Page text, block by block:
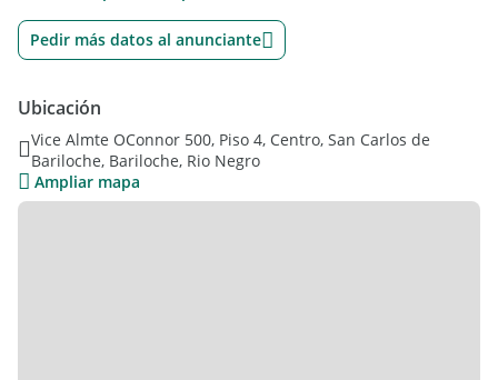
El departamento es interno, se ubica en el contrafrente hacia
lavarropas, estar comedor, amplio dormitorio con placards,
baño completo con bañera.
Agua caliente por termotanque , calefacción por radiadores
con termocentral individual
Pedir más datos al anunciante
Ubicación
Vice Almte OConnor 500, Piso 4, Centro, San Carlos de
Bariloche, Bariloche, Rio Negro
Ampliar mapa